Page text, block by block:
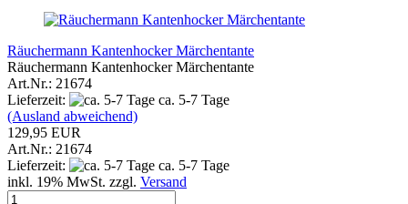
Räuchermann Kantenhocker Märchentante
Räuchermann Kantenhocker Märchentante
Art.Nr.: 21674
Lieferzeit:
ca. 5-7 Tage
(Ausland abweichend)
129,95 EUR
Art.Nr.: 21674
Lieferzeit:
ca. 5-7 Tage
inkl. 19% MwSt. zzgl. Versand